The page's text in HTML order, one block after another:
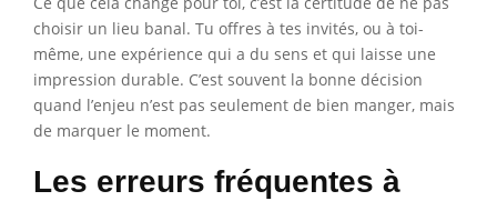
choisir un lieu banal. Tu offres à tes invités, ou à toi-
même, une expérience qui a du sens et qui laisse une
impression durable. C’est souvent la bonne décision
quand l’enjeu n’est pas seulement de bien manger, mais
de marquer le moment.
Les erreurs fréquentes à